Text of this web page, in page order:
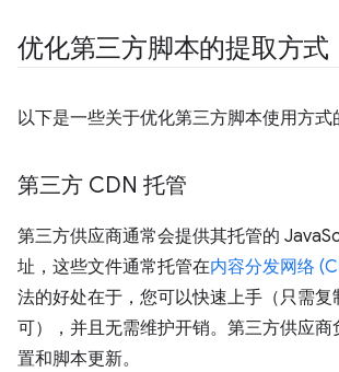
优化第三方脚本的提取方式
以下是一些关于优化第三方脚本使用方式
第三方 CDN 托管
第三方供应商通常会提供其托管的
址，这些文件通常托管在内容分发网络
法的好处在于，您可以快速上手（只需复
可），并且无需维护开销。第三方供应
置和脚本更新。